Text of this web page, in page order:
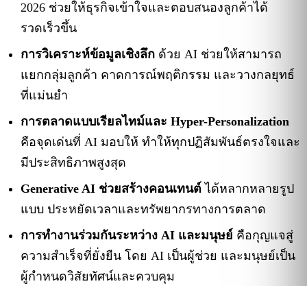
2026 ช่วยให้ธุรกิจเข้าใจและตอบสนองลูกค้าได้
รวดเร็วขึ้น
การวิเคราะห์ข้อมูลเชิงลึก ด้วย AI ช่วยให้สามารถ
แยกกลุ่มลูกค้า คาดการณ์พฤติกรรม และวางกลยุทธ์
ที่แม่นยำ
การตลาดแบบเรียลไทม์และ Hyper-Personalization
คือจุดเด่นที่ AI มอบให้ ทำให้ทุกปฏิสัมพันธ์ตรงใจและ
มีประสิทธิภาพสูงสุด
Generative AI ช่วยสร้างคอนเทนต์ ได้หลากหลายรูป
แบบ ประหยัดเวลาและทรัพยากรทางการตลาด
การทำงานร่วมกันระหว่าง AI และมนุษย์ คือกุญแจสู่
ความสำเร็จที่ยั่งยืน โดย AI เป็นผู้ช่วย และมนุษย์เป็น
ผู้กำหนดวิสัยทัศน์และควบคุม